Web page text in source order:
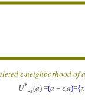
ε-neighborhood of
U*
-ε(a) =(a －ε, a)={x